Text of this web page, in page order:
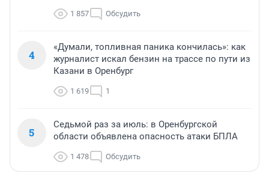
1 857 Обсудить
4
«Думали, топливная паника кончилась»: как
журналист искал бензин на трассе по пути из
Казани в Оренбург
1 619 1
5
Седьмой раз за июль: в Оренбургской
области объявлена опасность атаки БПЛА
1 478 Обсудить